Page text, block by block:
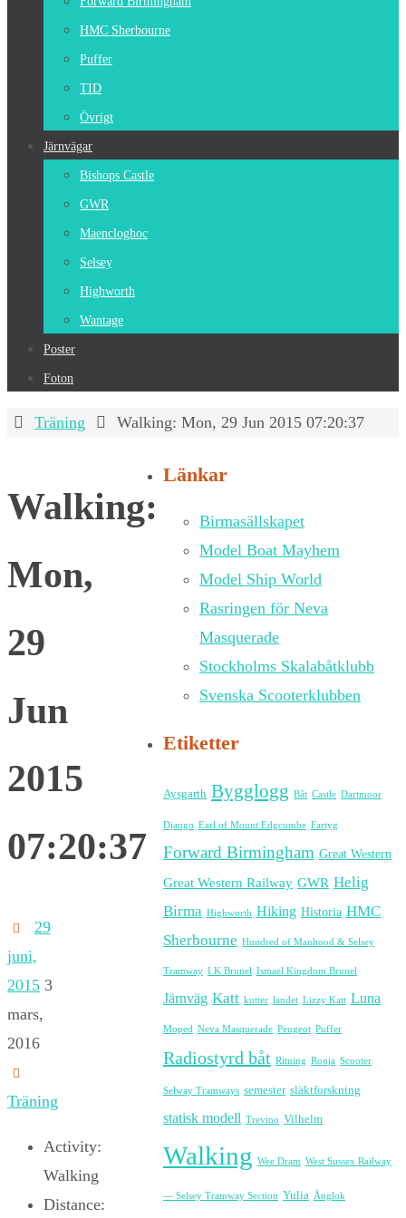
HMC Sherbourne
Puffer
TID
Övrigt
Järnvägar
Bishops Castle
GWR
Maencloghoc
Selsey
Highworth
Wantage
Poster
Foton
HomeTräning Walking: Mon, 29 Jun 2015 07:20:37
Walking:
Mon,
29
Jun
2015
07:20:37
29
juni,
2015 3
mars,
2016
Träning
Activity:
Walking
Distance:
Länkar
Birmasällskapet
Model Boat Mayhem
Model Ship World
Rasringen för Neva
Masquerade
Stockholms Skalabåtklubb
Svenska Scooterklubben
Etiketter
Aysgarth Bygglogg Båt Castle Dartmoor
Django Earl of Mount Edgcumbe Fartyg
Forward Birmingham Great Western
Great Western Railway GWR Helig
Birma Highworth Hiking Historia HMC
Sherbourne Hundred of Manhood & Selsey
Tramway I K Brunel Ismael Kingdom Brunel
Järnväg Katt kutter landet Lizzy Katt Luna
Moped Neva Masquerade Peugeot Puffer
Radiostyrd båt Ritning Ronja Scooter
Selway Tramways semester släktforskning
statisk modell Trevino Vilhelm
Walking Wee Dram West Sussex Railway
— Selsey Tramway Section Yulia Ånglok